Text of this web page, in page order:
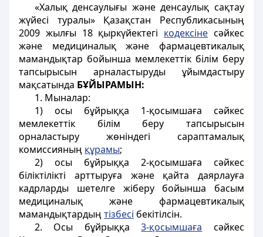
«Халық денсаулығы және денсаулық сақтау
жүйесі туралы» Қазақстан Республикасының
2009 жылғы 18 қыркүйектегі кодексіне сәйкес
және медициналық және фармацевтикалық
мамандықтар бойынша мемлекеттік білім беру
тапсырысын арналастыруды ұйымдастыру
мақсатында БҰЙЫРАМЫН:
1. Мыналар:
1) осы бұйрыққа 1-қосымшаға сәйкес
мемлекеттік білім беру тапсырысын
орналастыру жөніндегі сараптамалық
комиссияның құрамы;
2) осы бұйрыққа 2-қосымшаға сәйкес
біліктілікті арттыруға және қайта даярлауға
кадрларды шетелге жіберу бойынша басым
медициналық және фармацевтикалық
мамандықтардыңтізбесі бекітілсін.
2. Осы бұйрыққа3-қосымшаға сәйкес